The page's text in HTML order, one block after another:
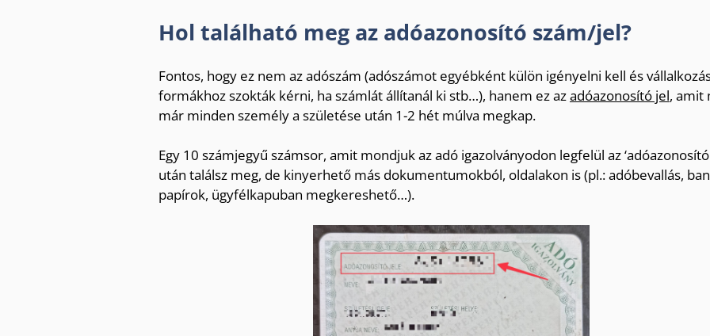
Hol található meg az adóazonosító szám/jel?
Fontos, hogy ez nem az adószám (adószámot egyébként külön igényelni kell és
formákhoz szokták kérni, ha számlát állítanál ki stb…), hanem ez azadóazonosító jel, amit
már minden személy a születése után 1-2 hét múlva megkap.
Egy 10 számjegyű számsor, amit mondjuk az adó igazolványodon legfelül az ‘adóazonosító
után találsz meg, de kinyerhető más dokumentumokból, oldalakon is (pl.: adóbevallás,
papírok, ügyfélkapuban megkereshető…).